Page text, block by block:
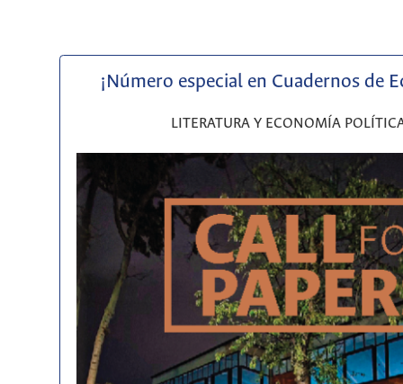
¡Número especial en Cuadernos de
LITERATURA Y ECONOMÍA